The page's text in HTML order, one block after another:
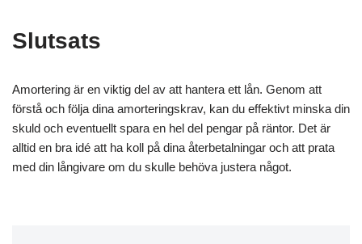
Slutsats
Amortering är en viktig del av att hantera ett lån. Genom att
förstå och följa dina amorteringskrav, kan du effektivt minska din
skuld och eventuellt spara en hel del pengar på räntor. Det är
alltid en bra idé att ha koll på dina återbetalningar och att prata
med din långivare om du skulle behöva justera något.